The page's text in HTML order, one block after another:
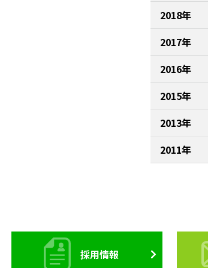
2018年
2017年
2016年
2015年
2013年
2011年
採用情報